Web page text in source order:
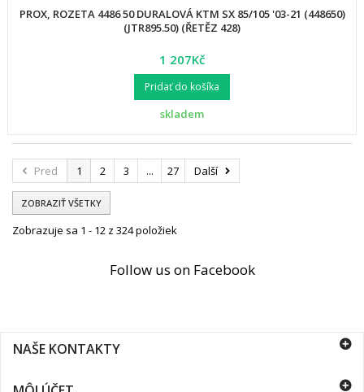
PROX, ROZETA 4486 50 DURALOVÁ KTM SX 85/105 '03-21 (448650)
(JTR895.50) (ŘETĚZ 428)
1 207Kč
Pridať do košíka
skladem
Pred 1 2 3 ... 27 Další
ZOBRAZIŤ VŠETKY
Zobrazuje sa 1 - 12 z 324 položiek
Follow us on Facebook
NAŠE KONTAKTY